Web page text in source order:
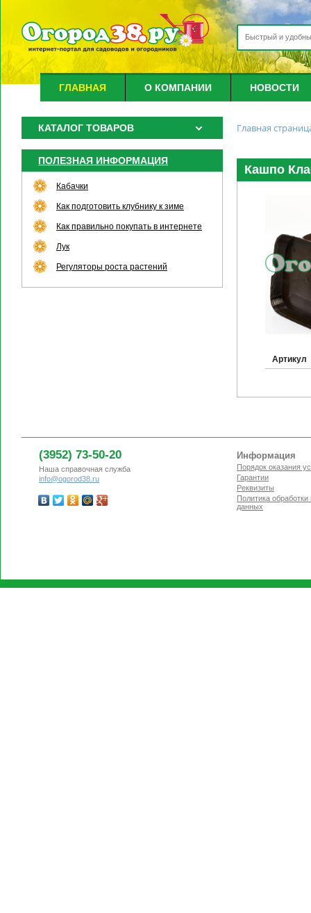
ГЛАВНАЯ О КОМПАНИИ НОВОСТИ
КАТАЛОГ ТОВАРОВ
ПОЛЕЗНАЯ ИНФОРМАЦИЯ
Кабачки
Как подготовить клубнику к зиме
Как правильно покупать в интернете
Лук
Регуляторы роста растений
Главная
Кашпо
Артикул
(3952) 73-50-20
Наша справочная служба
info@ogorod38.ru
Информация
Порядок оказания
Гарантии
Реквизиты
Политика
данных